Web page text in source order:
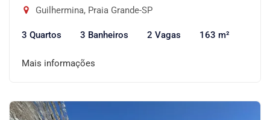
Guilhermina, Praia Grande-SP
3 Quartos 3 Banheiros 2 Vagas 163 m²
Mais informações